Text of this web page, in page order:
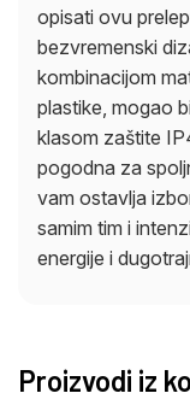
opisati ovu
bezvremenski
kombinacijom
plastike, mogao
klasom zaštite
pogodna za
vam ostavlja
samim tim i
energije i
Proizvodi iz